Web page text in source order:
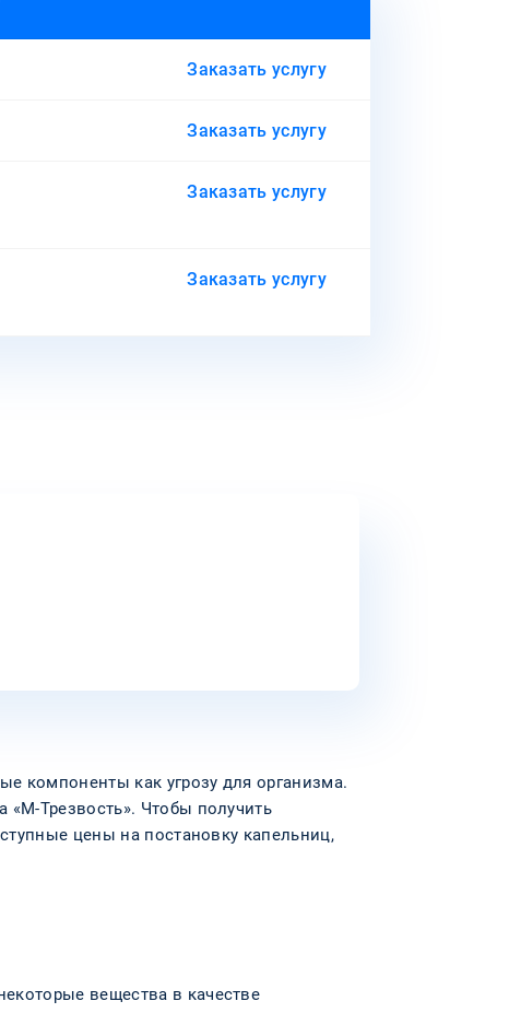
Заказать услугу
Заказать услугу
Заказать услугу
Заказать услугу
компоненты как угрозу для организма.
«М-Трезвость». Чтобы получить
цены на постановку капельниц,
вещества в качестве